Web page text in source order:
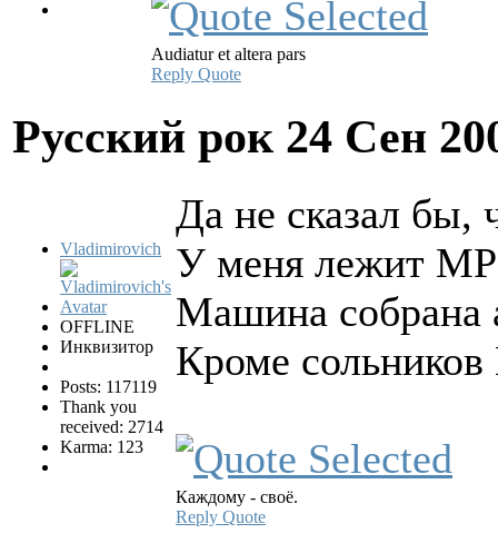
Audiatur et altera pars
Reply Quote
Русский рок 24 Сен
Vladimirovich
OFFLINE
Инквизитор
Posts: 117119
Thank you
received: 2714
Karma: 123
Да не сказал бы,
У меня лежит
Машина собрана
Кроме
Каждому - своё.
Reply Quote